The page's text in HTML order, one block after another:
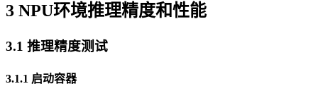
3 NPU环境推理精度和性能
3.1 推理精度测试
3.1.1 启动容器